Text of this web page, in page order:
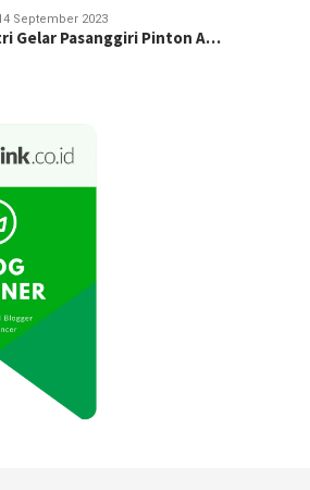
September 2023
Gelar Pasanggiri Pinton A…